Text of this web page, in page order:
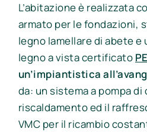
L’abitazione è realizzata
armato per le fondazioni,
legno lamellare di abete e
legno a vista certificato
un’impiantistica
da: un sistema a pompa di
riscaldamento ed il
VMC per il ricambio